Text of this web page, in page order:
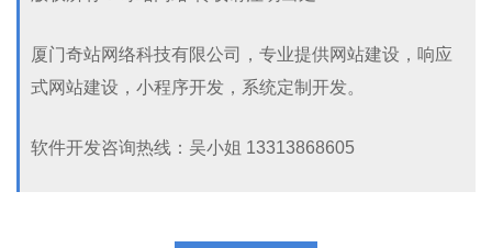
厦门奇站网络科技有限公司，专业提供网站建设，响应
式网站建设，小程序开发，系统定制开发。
软件开发咨询热线：吴小姐 13313868605